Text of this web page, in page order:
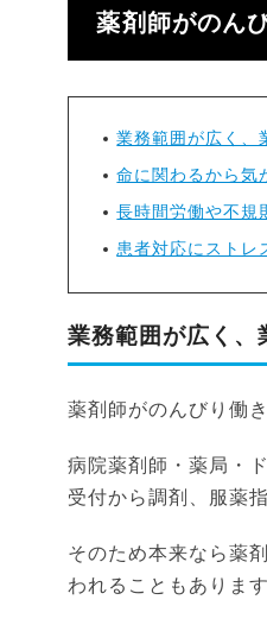
薬剤師がのん
業務範囲が広く、
命に関わるから気
長時間労働や不規
患者対応にストレ
業務範囲が広く、
薬剤師がのんびり働
病院薬剤師・薬局・
受付から調剤、服薬
そのため本来なら薬
われることもあります